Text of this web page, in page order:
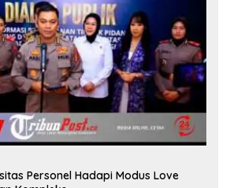
Personel Hadapi Modus Love